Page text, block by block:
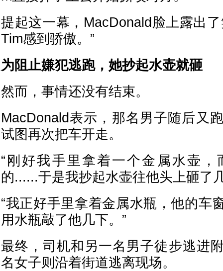
提起这一幕，MacDonald脸上露出
Tim感到骄傲。”
为阻止嫌犯逃跑，她抄起水壶就砸
然而，事情还没有结束。
MacDonald表示，那名男子随后又
试图再次把车开走。
“刚好我手里拿着一个金属水壶，
的......于是我抄起水壶往他头上砸了
“我正好手里拿着金属水瓶，他的
用水瓶敲了他几下。”
最终，司机和另一名男子徒步逃进
名女子则沿着街道逃离现场。